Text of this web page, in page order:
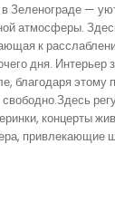
Зеленограде —
атмосферы.
к
дня. Интерьер
благодаря этому
концерты
привлекающие